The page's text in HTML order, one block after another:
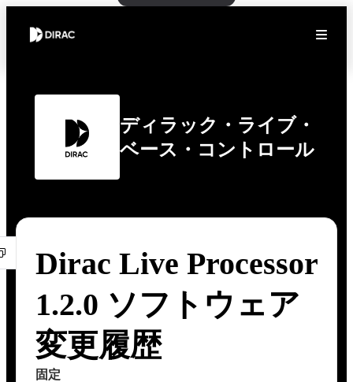
ディラック・ライブ・
ベース・コントロール
Dirac Live Processor
1.2.0 ソフトウェア
変更履歴
固定